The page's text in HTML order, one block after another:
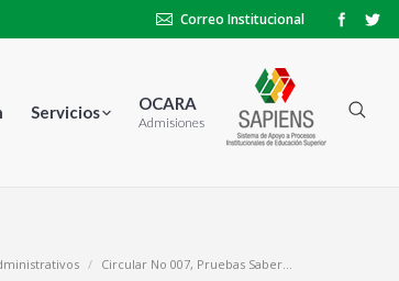
Correo Institucional
Servicios OCARA
Admisiones
Circular No 007, Pruebas Saber…